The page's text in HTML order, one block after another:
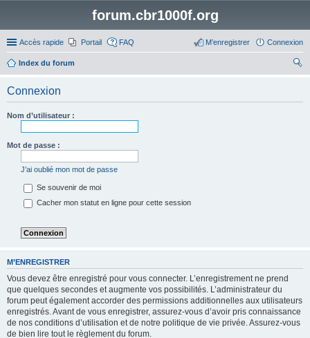
forum.cbr1000f.org
Accès rapide Portail FAQ Connexion
M’enregistrer
Index du forum
Connexion
Nom d’utilisateur :
Mot de passe :
J’ai oublié mon mot de passe
Se souvenir de moi
Cacher mon statut en ligne pour cette session
M’ENREGISTRER
Vous devez être enregistré pour vous connecter. L’enregistrement ne prend
que quelques secondes et augmente vos possibilités. L’administrateur du
forum peut également accorder des permissions additionnelles aux utilisateurs
enregistrés. Avant de vous enregistrer, assurez-vous d’avoir pris connaissance
de nos conditions d’utilisation et de notre politique de vie privée. Assurez-vous
de bien lire tout le règlement du forum.